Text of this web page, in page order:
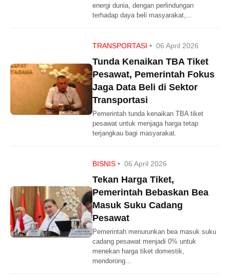
energi dunia, dengan perlindungan
terhadap daya beli masyarakat,...
TRANSPORTASI • 06 April 2026
Tunda Kenaikan TBA Tiket
Pesawat, Pemerintah Fokus
Jaga Data Beli di Sektor
Transportasi
Pemerintah tunda kenaikan TBA tiket
pesawat untuk menjaga harga tetap
terjangkau bagi masyarakat.
BISNIS • 06 April 2026
Tekan Harga Tiket,
Pemerintah Bebaskan Bea
Masuk Suku Cadang
Pesawat
Pemerintah menurunkan bea masuk suku
cadang pesawat menjadi 0% untuk
menekan harga tiket domestik,
mendorong...